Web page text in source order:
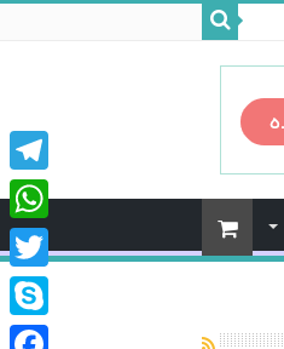
Skype